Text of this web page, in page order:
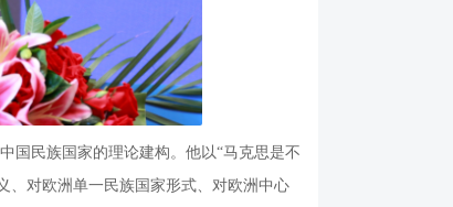
民族国家的理论建构。他以“马克思是不
、对欧洲单一民族国家形式、对欧洲中心